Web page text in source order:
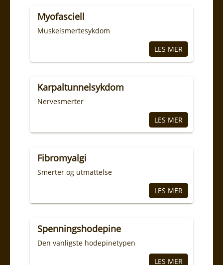
Myofasciell
Muskelsmertesykdom
Karpaltunnelsykdom
Nervesmerter
Fibromyalgi
Smerter og utmattelse
Spenningshodepine
Den vanligste hodepinetypen